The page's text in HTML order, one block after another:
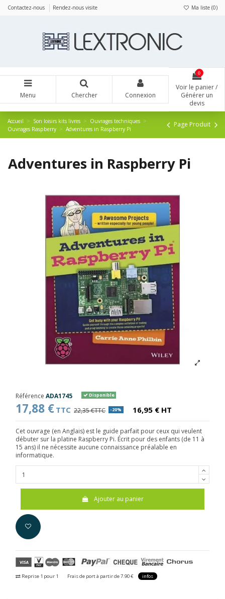
Contactez-nous Rendez-nous visite Ma liste (0)
Menu Chercher Connexion
0
Voir le panier /
Générer un
devis
Accueil Son loisirs kits livres
Ouvrages techniques
Ouvrages Raspberry
Adventures in Raspberry Pi
Page Produit
Adventures in Raspberry Pi
Référence ADA1745 Disponible
17,88 € TTC 22,35 €TTC -20% 16,95 € HT
Cet ouvrage (en Anglais) est le guide parfait pour ceux qui veulent
débuter sur la platine Raspberry Pi. Écrit pour des enfants (de 11 à
15 ans) il ne nécessite aucune connaissance préalable en
informatique.
Ajouter au panier
Reprise 1 pour 1 Frais de port à partir de 7.90 € infos
Panneau de gestion des cookies